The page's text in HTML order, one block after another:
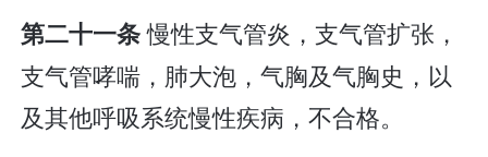
第二十一条慢性支气管炎，支气管扩张，
支气管哮喘，肺大泡，气胸及气胸史，以
及其他呼吸系统慢性疾病，不合格。